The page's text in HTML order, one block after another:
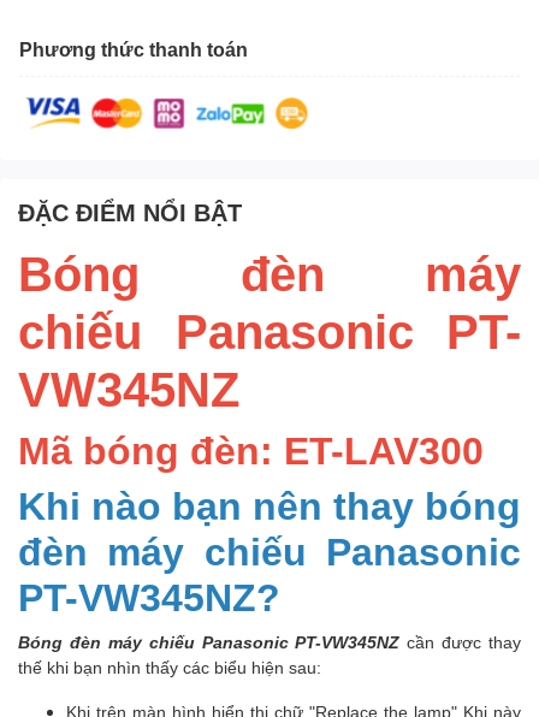
Phương thức thanh toán
ĐẶC ĐIỂM NỔI BẬT
Bóng đèn máy
chiếu Panasonic PT-
VW345NZ
Mã bóng đèn: ET-LAV300
Khi nào bạn nên thay bóng
đèn máy chiếu Panasonic
PT-VW345NZ?
Bóng đèn máy chiếu Panasonic PT-VW345NZcần được thay
thế khi bạn nhìn thấy các biểu hiện sau:
Khi trên màn hình hiển thị chữ "Replace the lamp" Khi này